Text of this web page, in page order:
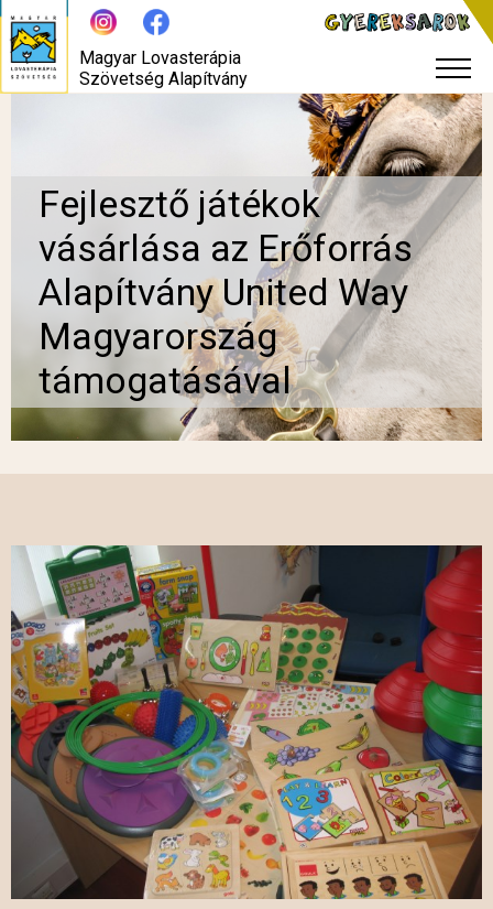
Magyar Lovasterápia
Szövetség Alapítvány
Fejlesztő játékok
vásárlása az Erőforrás
Alapítvány United Way
Magyarország
támogatásával